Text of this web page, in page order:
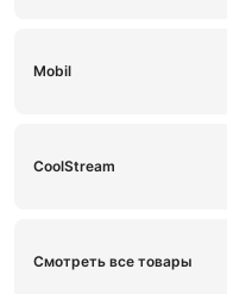
Mobil
CoolStream
Смотреть все товары